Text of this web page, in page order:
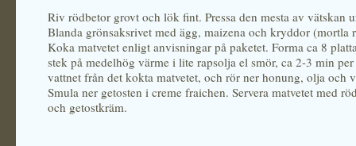
Riv rödbetor grovt och lök fint. Pressa den mesta av vätskan
Blanda grönsaksrivet med ägg, maizena och kryddor (mortla
Koka matvetet enligt anvisningar på paketet. Forma ca 8
stek på medelhög värme i lite rapsolja el smör, ca 2-3 min
vattnet från det kokta matvetet, och rör ner honung, olja och
Smula ner getosten i creme fraichen. Servera matvetet med
och getostkräm.